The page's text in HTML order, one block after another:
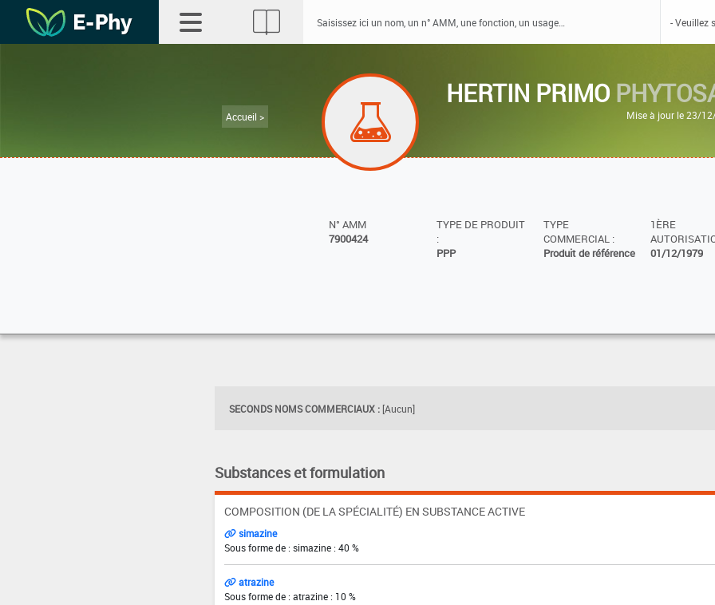
Accueil >
HERTIN PRIMO
Mise à jour le 23/
N° AMM
7900424
TYPE DE PRODUIT
:
PPP
TYPE
COMMERCIAL :
Produit de référence
1ÈRE
01/12/1979
SECONDS NOMS COMMERCIAUX : [Aucun]
Substances et formulation
COMPOSITION (DE LA SPÉCIALITÉ) EN SUBSTANCE ACTIVE
simazine
Sous forme de : simazine : 40 %
atrazine
Sous forme de : atrazine : 10 %